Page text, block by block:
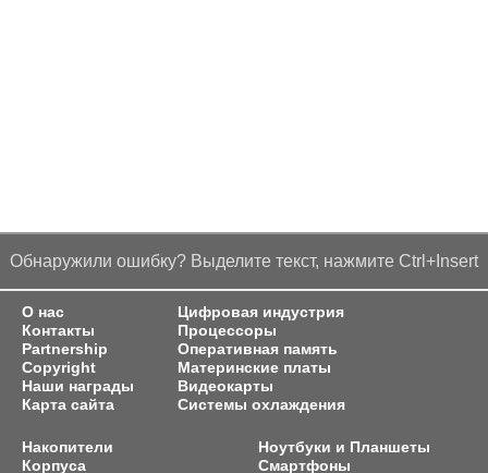
Обнаружили ошибку? Выделите текст, нажмите Ctrl+Insert
О нас
Контакты
Partnership
Copyright
Наши награды
Карта сайта
Цифровая индустрия
Процессоры
Оперативная память
Материнские платы
Видеокарты
Системы охлаждения
Накопители
Корпуса
Ноутбуки и Планшеты
Смартфоны